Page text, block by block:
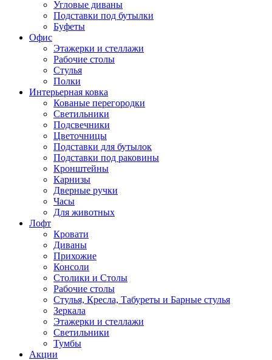
Угловые диваны
Подставки под бутылки
Буфеты
Офис
Этажерки и стеллажи
Рабочие столы
Стулья
Полки
Интерьерная ковка
Кованые перегородки
Светильники
Подсвечники
Цветочницы
Подставки для бутылок
Подставки под раковины
Кронштейны
Карнизы
Дверные ручки
Часы
Для животных
Лофт
Кровати
Диваны
Прихожие
Консоли
Столики и Столы
Рабочие столы
Стулья, Кресла, Табуреты и Барные стулья
Зеркала
Этажерки и стеллажи
Светильники
Тумбы
Акции